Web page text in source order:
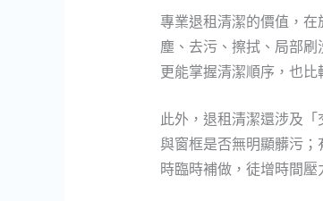
專業退租清潔的價值，
塵、去污、擦拭、局部
更能掌握清潔順序，也
此外，退租清潔還涉及
與窗框是否無明顯髒污
時臨時補做，徒增時間